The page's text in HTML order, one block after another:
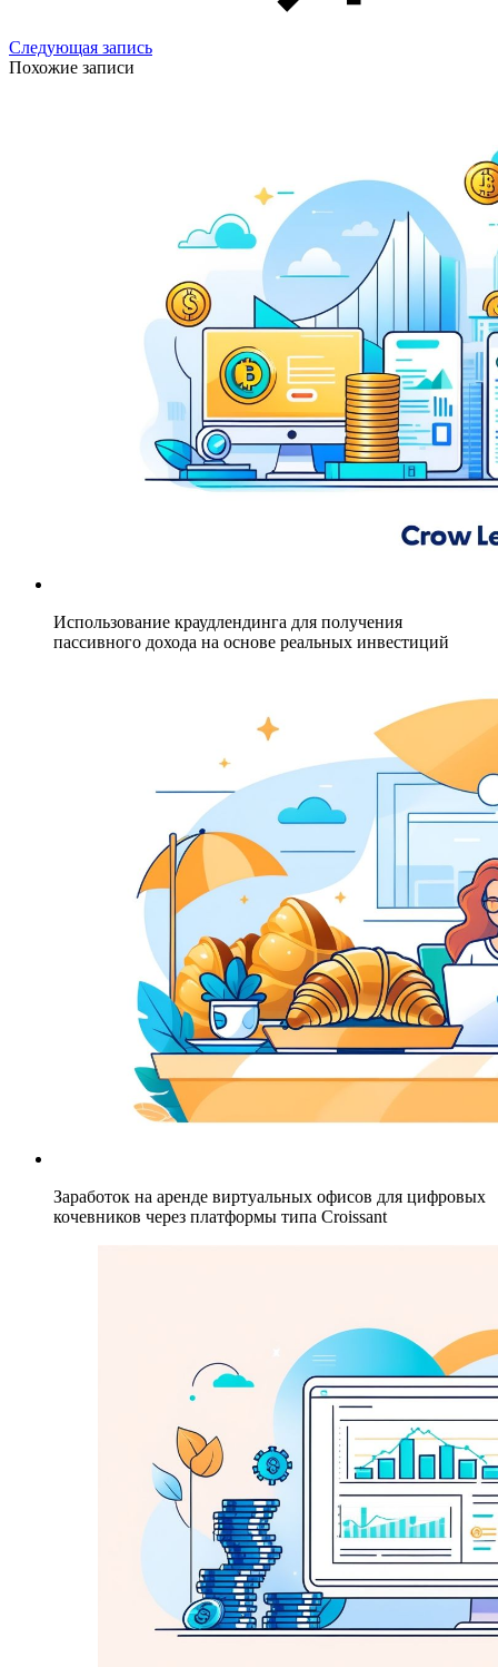
Следующая запись
Похожие записи
Использование краудлендинга для получения
пассивного дохода на основе реальных инвестиций
Заработок на аренде виртуальных офисов для цифровых
кочевников через платформы типа Croissant